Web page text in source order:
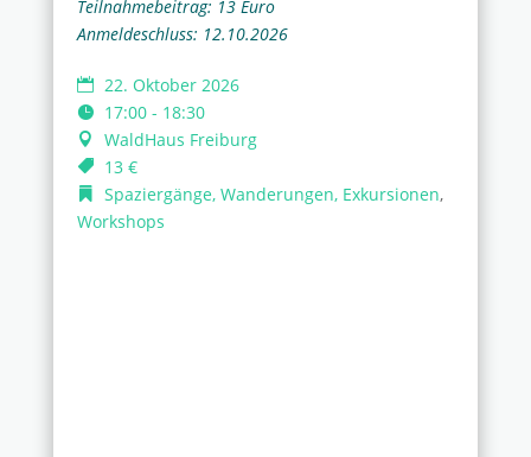
Teilnahmebeitrag: 13 Euro
Anmeldeschluss: 12.10.2026
22. Oktober 2026
17:00 - 18:30
WaldHaus Freiburg
13 €
Spaziergänge, Wanderungen, Exkursionen,
Workshops